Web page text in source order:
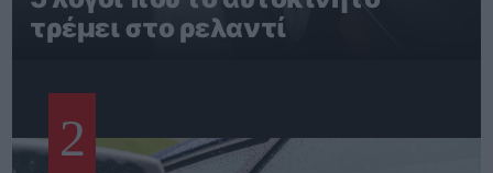
τρέμει στο ρελαντί
2